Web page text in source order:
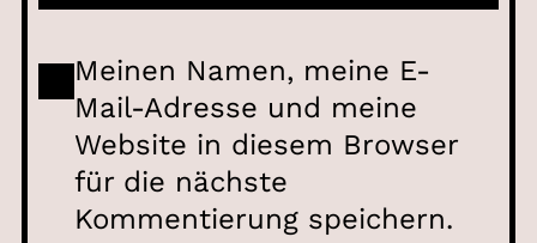
Meinen Namen, meine E-
Mail-Adresse und meine
Website in diesem Browser
für die nächste
Kommentierung speichern.